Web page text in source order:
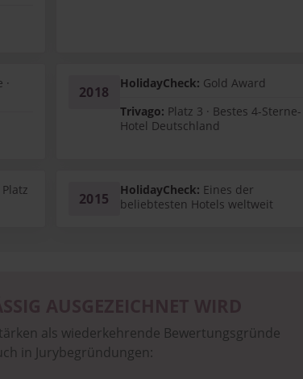
2018 HolidayCheck: Gold Award
Trivago: Platz 3 · Bestes 4-Sterne-
Hotel Deutschland
2015 HolidayCheck: Eines der
beliebtesten Hotels weltweit
als wiederkehrende Bewertungsgründe
in Jurybegründungen: